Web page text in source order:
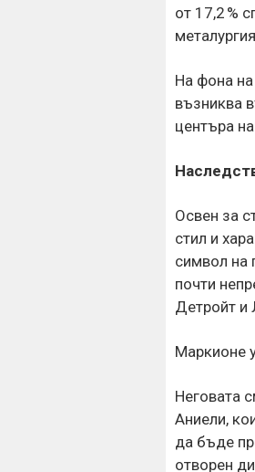
от 17,2 %
На фона на
възниква
центъра
Освен за
стил и
символ на
почти
Детройт и
Маркионе
Неговата
Аниели,
да бъде
отворен